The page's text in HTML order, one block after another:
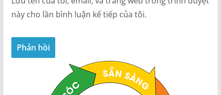
này cho lần bình luận kế tiếp của tôi.